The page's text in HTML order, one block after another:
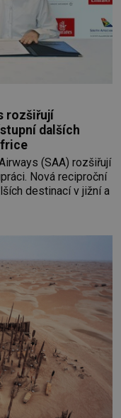
rozšiřují
dalších
(SAA) rozšiřují
Nová reciproční
destinací v jižní a